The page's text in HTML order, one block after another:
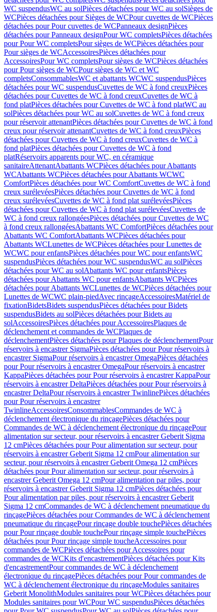
WC suspendusWC au solPièces détachées pour WC au solSièges de
WCPièces détachées pour Sièges de WCPour cuvettes de WCPièces
détachées pour Pour cuvettes de WCPanneaux designPièces
détachées pour Panneaux designPour WC completsPièces détachées
pour Pour WC completsPour sièges de WCPièces détachées pour
Pour sièges de WCAccessoiresPièces détachées pour
AccessoiresPour WC completsPour sièges de WCPièces détachées
pour Pour sièges de WCPour sièges de WC et WC
completsConsommablesWC et abattants WCWC suspendusPièces
détachées pour WC suspendusCuvettes de WC à fond creuxPièces
détachées pour Cuvettes de WC à fond creuxCuvettes de WC à
fond platPièces détachées pour Cuvettes de WC à fond platWC au
solPièces détachées pour WC au solCuvettes de WC à fond creux
pour réservoir attenantPièces détachées pour Cuvettes de WC à fond
creux pour réservoir attenantCuvettes de WC à fond creuxPièces
détachées pour Cuvettes de WC à fond creuxCuvettes de WC à
fond platPièces détachées pour Cuvettes de WC à fond
platRéservoirs apparents pour WC, en céramique
sanitaireAttenantAbattants WCPièces détachées pour Abattants
WCAbattants WCPièces détachées pour Abattants WCWC
ComfortPièces détachées pour WC ComfortCuvettes de WC à fond
creux surélevéesPièces détachées pour Cuvettes de WC à fond
creux surélevéesCuvettes de WC à fond plat surélevéesPièces
détachées pour Cuvettes de WC à fond plat surélevéesCuvettes de
WC à fond creux rallongéesPièces détachées pour Cuvettes de WC
à fond creux rallongéesAbattants WC ComfortPièces détachées pour
Abattants WC ComfortAbattants WCPièces détachées pour
Abattants WCLunettes de WCPièces détachées pour Lunettes de
WCWC pour enfantsPièces détachées pour WC pour enfantsWC
suspendusPièces détachées pour WC suspendusWC au solPièces
détachées pour WC au solAbattants WC pour enfantsPièces
détachées pour Abattants WC pour enfantsAbattants WCPièces
détachées pour Abattants WCLunettes de WCPièces détachées pour
Lunettes de WCWC plain-piedAvec rinçageAccessoiresMatériel de
fixationBidetsBidets suspendusPièces détachées pour Bidets
suspendusBidets au solPièces détachées pour Bidets au
solAccessoiresPièces détachées pour AccessoiresPlaques de
déclenchement et commandes de WCPlaques de
déclenchementPièces détachées pour Plaques de déclenchementPour
réservoirs à encastrer SigmaPièces détachées pour Pour réservoirs à
encastrer SigmaPour réservoirs à encastrer OmegaPièces détachées
pour Pour réservoirs à encastrer OmegaPour réservoirs à encastrer
KappaPièces détachées pour Pour réservoirs à encastrer KappaPour
réservoirs à encastrer DeltaPièces détachées pour Pour réservoirs à
encastrer DeltaPour réservoirs à encastrer TwinlinePièces détachées
pour Pour réservoirs à encastrer
TwinlineAccessoiresConsommablesCommandes de WC à
déclenchement électronique du rinçagePièces détachées pour
Commandes de WC à déclenchement électronique du rinçagePour
alimentation sur secteur, pour réservoirs à encastrer Geberit Sigma
12 cmPièces détachées pour Pour alimentation sur secteur, pour
réservoirs à encastrer Geberit Sigma 12 cmPour alimentation sur
secteur, pour réservoirs à encastrer Geberit Omega 12 cmPièces
détachées pour Pour alimentation sur secteur, pour réservoirs à
encastrer Geberit Omega 12 cmPour alimentation par piles, pour
réservoirs à encastrer Geberit Sigma 12 cmPièces détachées pour
Pour alimentation par piles, pour réservoirs à encastrer Geberit
Sigma 12 cmCommandes de WC à déclenchement pneumatique du
rinçagePièces détachées pour Commandes de WC à déclenchement
pneumatique du rinçagePour rinçage double touchePièces détachées
pour Pour rinçage double touchePour rinçage simple touchePièces
détachées pour Pour rinçage simple toucheAccessoires pour
commandes de WCPièces détachées pour Accessoires pour
commandes de WCKits d'encastrementPièces détachées pour Kits
d'encastrementPour commandes de WC à déclenchement
électronique du rinçagePièces détachées pour Pour commandes de
WC à déclenchement électronique du rinçageModules sanitaires
Geberit MonolithModules sanitaires pour WCPièces détachées pour
Modules sanitaires pour WCPour WC suspendusPièces détachées